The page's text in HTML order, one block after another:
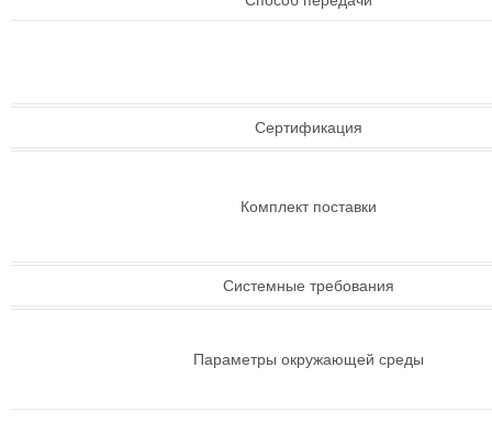
Сертификация
Комплект поставки
Системные требования
Параметры окружающей среды